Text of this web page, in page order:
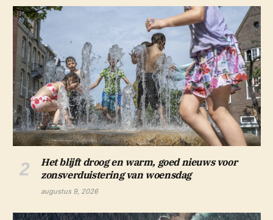
Het blijft droog en warm, goed nieuws voor
zonsverduistering van woensdag
augustus 9, 2026